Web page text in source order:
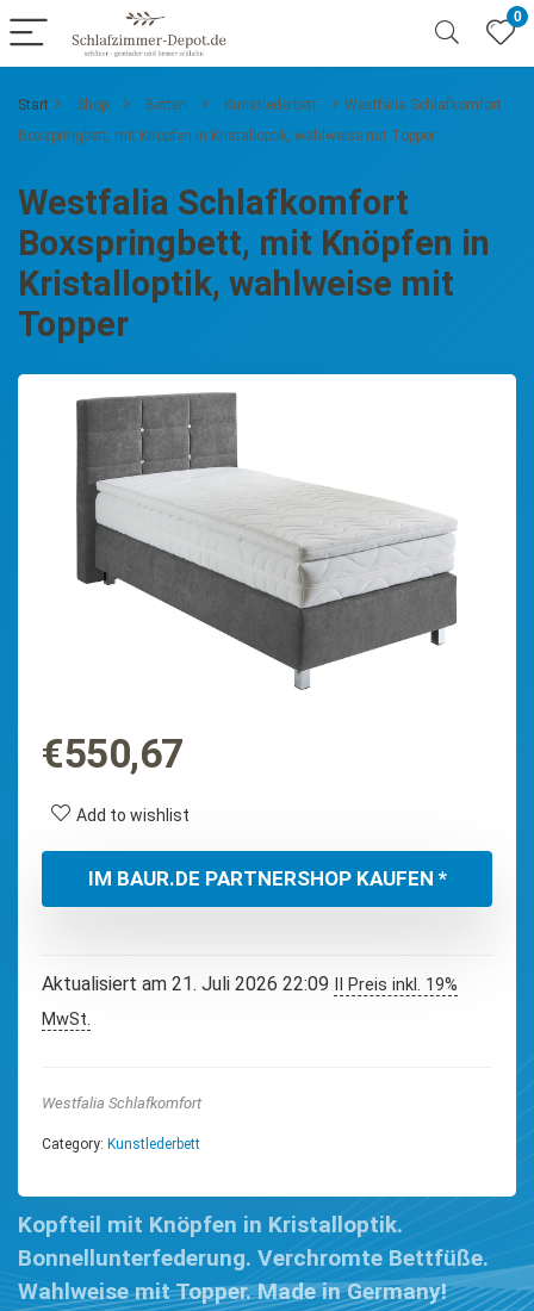
0
Start Shop Betten Kunstlederbett
Westfalia Schlafkomfort
Boxspringbett, mit Knöpfen in Kristalloptik, wahlweise mit Topper
Westfalia Schlafkomfort
Boxspringbett, mit Knöpfen in
Kristalloptik, wahlweise mit
Topper
€550,67
Add to wishlist
IM BAUR.DE PARTNERSHOP KAUFEN *
Aktualisiert am 21. Juli 2026 22:09
II Preis inkl. 19%
MwSt.
Westfalia Schlafkomfort
Category: Kunstlederbett
Kopfteil mit Knöpfen in Kristalloptik.
Bonnellunterfederung. Verchromte Bettfüße.
Wahlweise mit Topper. Made in Germany!